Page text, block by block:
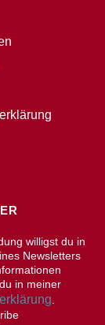
willigst du in
Newsletters
in meiner